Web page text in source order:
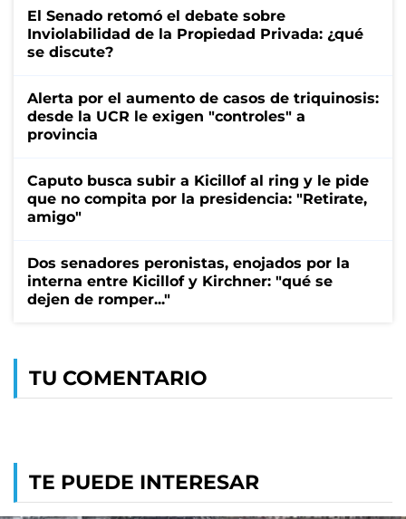
El Senado retomó el debate sobre
Inviolabilidad de la Propiedad Privada: ¿qué
se discute?
Alerta por el aumento de casos de triquinosis:
desde la UCR le exigen "controles" a
provincia
Caputo busca subir a Kicillof al ring y le pide
que no compita por la presidencia: "Retirate,
amigo"
Dos senadores peronistas, enojados por la
interna entre Kicillof y Kirchner: "qué se
dejen de romper..."
TU COMENTARIO
TE PUEDE INTERESAR